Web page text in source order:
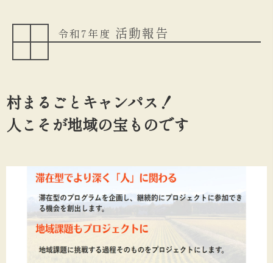
令和7年度 活動報告
村まるごとキャンパス！
人こそが地域の宝ものです